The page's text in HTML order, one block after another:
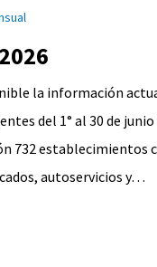
la información
del 1° al 30 de junio
732 establecimientos
autoservicios y…